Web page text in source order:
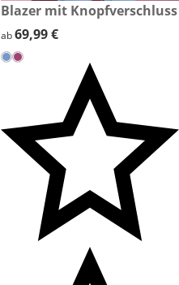
69,99 €
Blazer mit Knopfverschluss
69,99 €
ab69,99 €